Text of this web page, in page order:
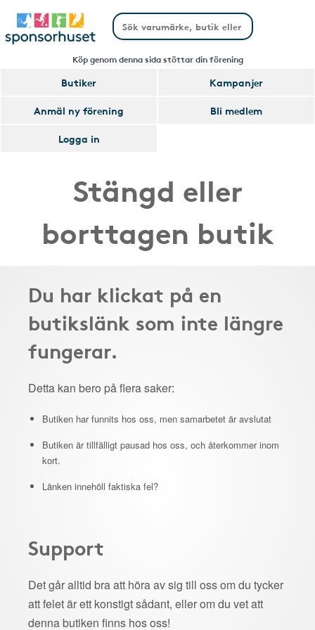
Köp genom denna sida stöttar din förening
Butiker
Kampanjer
Anmäl ny förening
Bli medlem
Logga in
Stängd eller
borttagen butik
Du har klickat på en
butikslänk som inte längre
fungerar.
Detta kan bero på flera saker:
Butiken har funnits hos oss, men samarbetet är avslutat
Butiken är tillfälligt pausad hos oss, och återkommer inom
kort.
Länken innehöll faktiska fel?
Support
Det går alltid bra att höra av sig till oss om du tycker
att felet är ett konstigt sådant, eller om du vet att
denna butiken finns hos oss!